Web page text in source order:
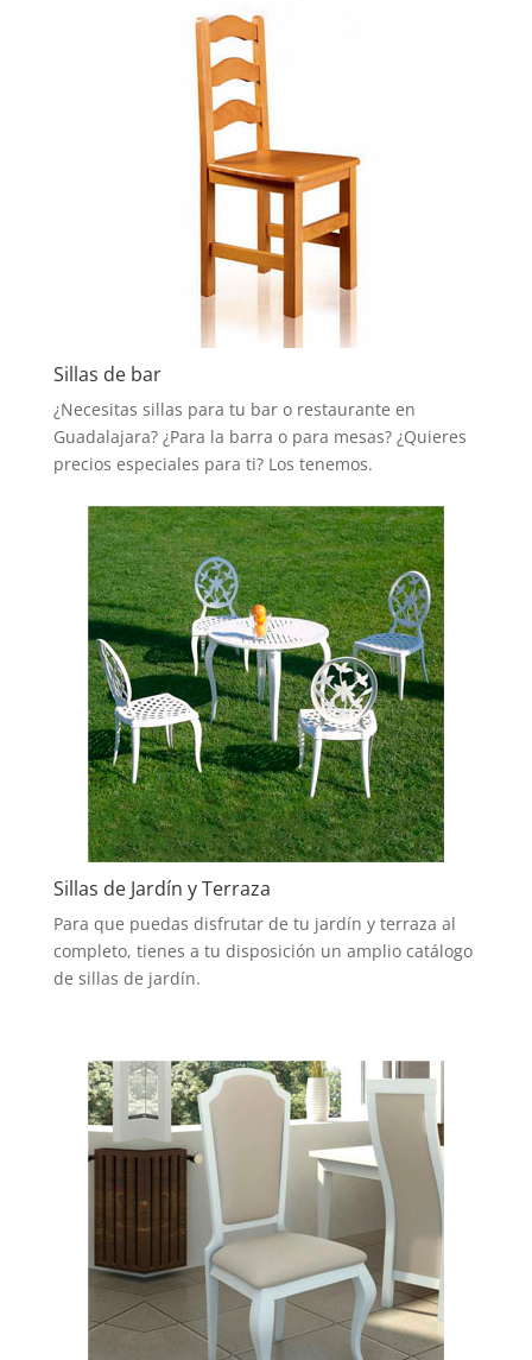
Sillas de bar
¿Necesitas sillas para tu bar o restaurante en
Guadalajara? ¿Para la barra o para mesas? ¿Quieres
precios especiales para ti? Los tenemos.
Sillas de Jardín y Terraza
Para que puedas disfrutar de tu jardín y terraza al
completo, tienes a tu disposición un amplio catálogo
de sillas de jardín.